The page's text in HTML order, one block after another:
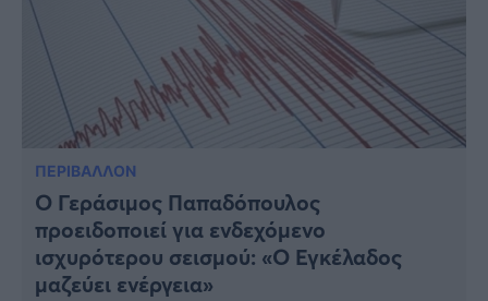
ΠΕΡΙΒΑΛΛΟΝ
Ο Γεράσιμος Παπαδόπουλος
προειδοποιεί για ενδεχόμενο
ισχυρότερου σεισμού: «Ο Εγκέλαδος
μαζεύει ενέργεια»